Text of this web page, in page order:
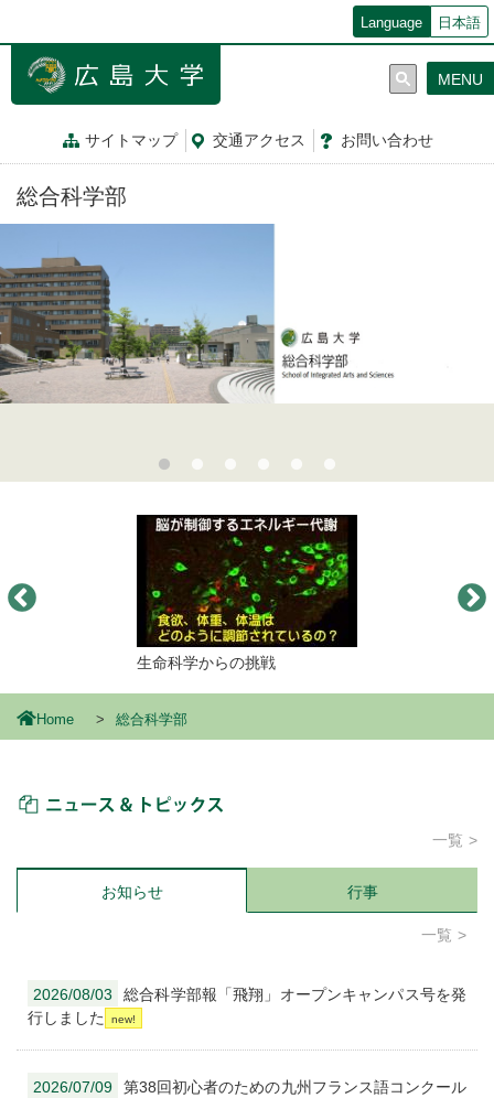
ン
Language 日本語
サイトマップ 交通アクセス お問い合わせ
MENU
総合科学部
生命科学からの挑戦
Home 総合科学部
一覧
お知らせ 行事
一覧
2026/08/03
総合科学部報「飛翔」オープンキャンパス号を発
行しました
2026/07/09
第38回初心者のための九州フランス語コンクール